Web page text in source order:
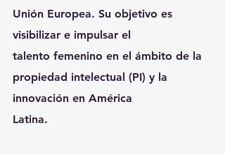
Unión Europea. Su objetivo es
visibilizar e impulsar el
talento femenino en el ámbito de la
propiedad intelectual (PI) y la
innovación en América
Latina.